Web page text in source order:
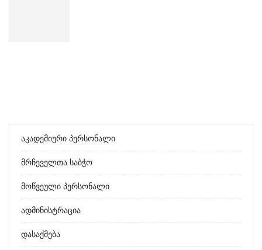
Აკადემიური Პერსონალი
Მრჩეველთა Საბჭო
Მოწვეული Პერსონალი
Ადმინისტრაცია
Დასაქმება